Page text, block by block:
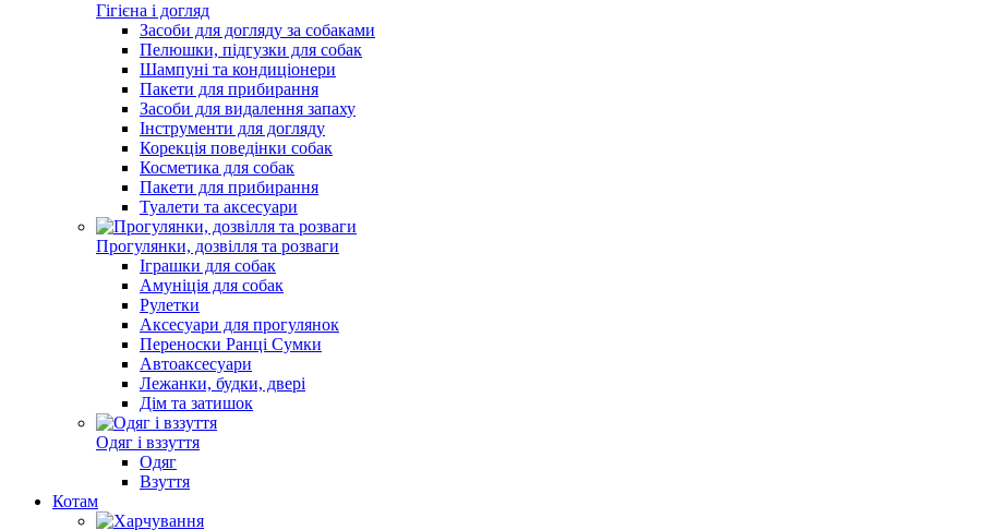
Гігієна і догляд
Засоби для догляду за собаками
Пелюшки, підгузки для собак
Шампуні та кондиціонери
Пакети для прибирання
Засоби для видалення запаху
Інструменти для догляду
Корекція поведінки собак
Косметика для собак
Пакети для прибирання
Туалети та аксесуари
Прогулянки, дозвілля та розваги
Іграшки для собак
Амуніція для собак
Рулетки
Аксесуари для прогулянок
Переноски Ранці Сумки
Автоаксесуари
Лежанки, будки, двері
Дім та затишок
Одяг і вззуття
Одяг
Взуття
Котам